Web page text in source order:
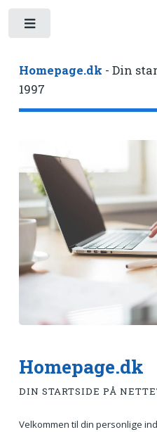
Homepage.dk - Din
1997
Homepage.dk
DIN STARTSIDE PÅ
Velkommen til din personlige